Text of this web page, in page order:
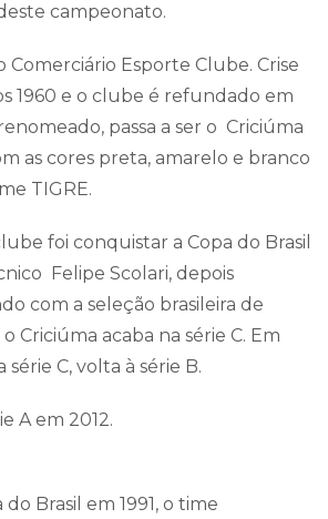
campeonato.
Comerciário Esporte Clube. Crise
1960 e o clube é refundado em
passa a ser o Criciúma
as cores preta, amarelo e branco
TIGRE.
foi conquistar a Copa do Brasil
Felipe Scolari, depois
com a seleção brasileira de
Criciúma acaba na série C. Em
C, volta à série B.
A em 2012.
Brasil em 1991, o time